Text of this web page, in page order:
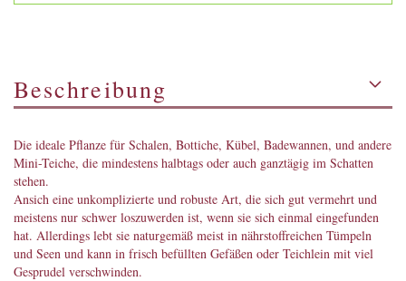
Beschreibung
Die ideale Pflanze für Schalen, Bottiche, Kübel, Badewannen, und andere
Mini-Teiche, die mindestens halbtags oder auch ganztägig im Schatten
stehen.
Ansich eine unkomplizierte und robuste Art, die sich gut vermehrt und
meistens nur schwer loszuwerden ist, wenn sie sich einmal eingefunden
hat. Allerdings lebt sie naturgemäß meist in nährstoffreichen Tümpeln
und Seen und kann in frisch befüllten Gefäßen oder Teichlein mit viel
Gesprudel verschwinden.